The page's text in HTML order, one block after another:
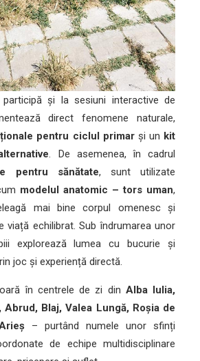
și la sesiuni interactive de
direct fenomene naturale,
pentru ciclul primarși un kit
. De asemenea, în cadrul
pentru sănătate, sunt utilizate
modelul anatomic – tors uman,
mai bine corpul omenesc și
viață echilibrat. Sub îndrumarea unor
explorează lumea cu bucurie și
joc și experiență directă.
în centrele de zi din Alba Iulia,
Abrud, Blaj, Valea Lungă, Roșia de
– purtând numele unor sfinți
de echipe multidisciplinare